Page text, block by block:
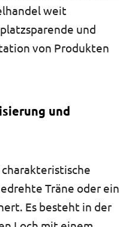
weit
und
von Produkten
und
Träne oder ein
Es besteht in der